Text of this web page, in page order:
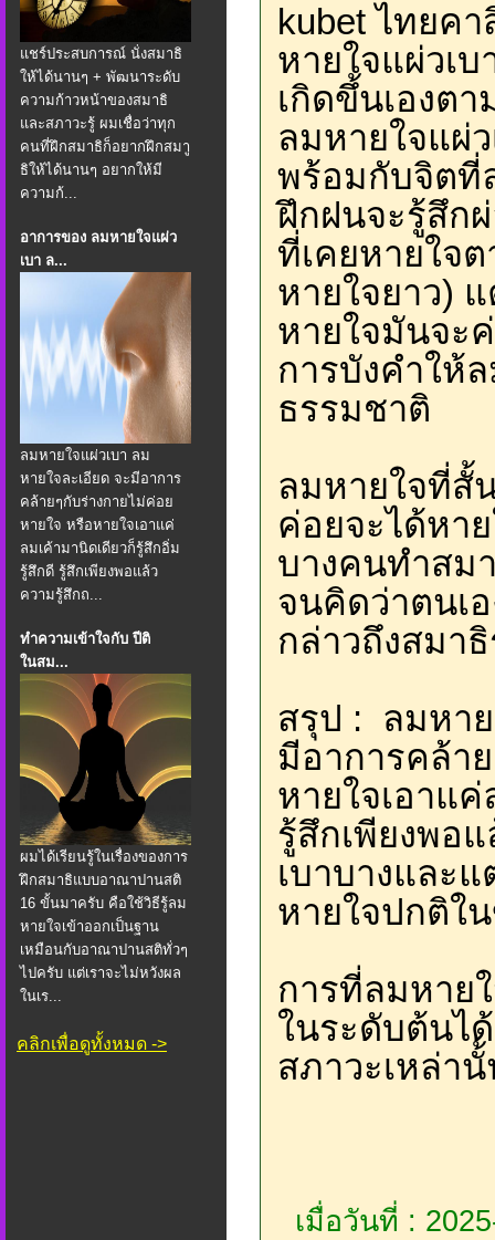
แชร์ประสบการณ์ นั่งสมาธิ
ให้ได้นานๆ + พัฒนาระดับ
ความก้าวหน้าของสมาธิ
และสภาวะรู้ ผมเชื่อว่าทุก
คนที่ฝึกสมาธิก็อยากฝึกสมาู
ธิให้ได้นานๆ อยากให้มี
ความก้...
อาการของ ลมหายใจแผ่ว
เบา ล...
ลมหายใจแผ่วเบา ลม
หายใจละเอียด จะมีอาการ
คล้ายๆกับร่างกายไม่ค่อย
หายใจ หรือหายใจเอาแค่
ลมเค้ามานิดเดียวก็รู้สึกอิ่ม
รู้สึกดี รู้สึกเพียงพอแล้ว
ความรู้สึกถ...
ทำความเข้าใจกับ ปีติ
ในสม...
ผมได้เรียนรู้ในเรื่องของการ
ฝึกสมาธิแบบอาณาปานสติ
16 ขั้นมาครับ คือใช้วิธีรู้ลม
หายใจเข้าออกเป็นฐาน
เหมือนกับอาณาปานสติทั่วๆ
ไปครับ แต่เราจะไม่หวังผล
ในเร...
คลิกเพื่อดูทั้งหมด ->
kubet ไทยค
หายใจแผ่วเ
เกิดขึ้นเองต
ลมหายใจแผ่
พร้อมกับจิตที่
ฝึกฝนจะรู้สึก
ที่เคยหายใจ
หายใจยาว)
หายใจมันจะ
การบังคำให้
ธรรมชาติ
ลมหายใจที่สั้
ค่อยจะได้หา
บางคนทำสม
จนคิดว่าตนเ
กล่าวถึงสมา
สรุป : ลมหาย
มีอาการคล้า
หายใจเอาแ
รู้สึกเพียงพอ
เบาบางและ
หายใจปกติใ
การที่ลมหาย
ในระดับต้นไ
สภาวะเหล่า
เมื่อวันที่ :